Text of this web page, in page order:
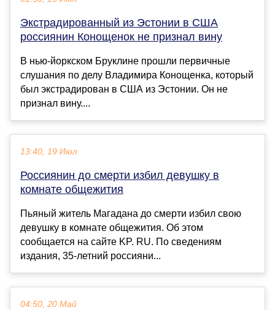
Экстрадированный из Эстонии в США
россиянин Конощенок не признал вину
В нью-йоркском Бруклине прошли первичные
слушания по делу Владимира Конощенка, который
был экстрадирован в США из Эстонии. Он не
признал вину....
13:40, 19 Июл
Россиянин до смерти избил девушку в
комнате общежития
Пьяный житель Магадана до смерти избил свою
девушку в комнате общежития. Об этом
сообщается на сайте KP. RU. По сведениям
издания, 35-летний россияни...
04:50, 20 Май